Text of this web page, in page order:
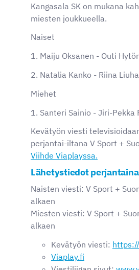
Kangasala SK on mukana
miesten joukkueella.
Naiset
1. Maiju Oksanen - Outi
2. Natalia Kanko - Riina
Miehet
1. Santeri Sainio - Jiri-Pekka
Kevätyön viesti
perjantai-iltana V Sport +
Viihde Viaplayssa.
Lähetystiedot
Naisten viesti: V Sport +
alkaen
Miesten viesti: V Sport +
alkaen
Kevätyön viesti:
Viaplay.fi